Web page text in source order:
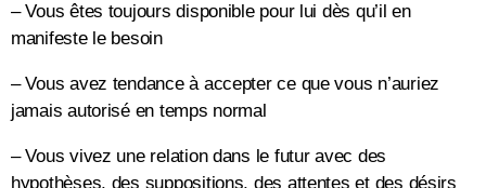
– Vous êtes toujours disponible pour lui dès qu’il en
manifeste le besoin
– Vous avez tendance à accepter ce que vous n’auriez
jamais autorisé en temps normal
– Vous vivez une relation dans le futur avec des
hypothèses, des suppositions, des attentes et des désirs